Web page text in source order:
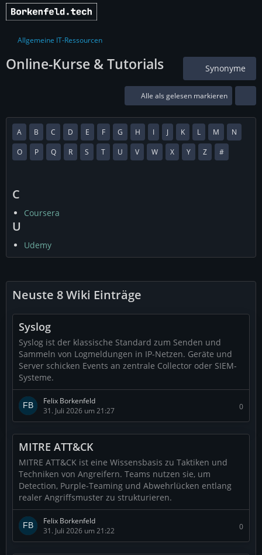
Allgemeine IT-Ressourcen
Online-Kurse & Tutorials Synonyme
Alle als gelesen markieren
A B C D E F G H I J K L M
N
O
P Q R S T U V W X Y Z #
C
Coursera
U
Udemy
Neuste 8 Wiki Einträge
Syslog
Syslog ist der klassische Standard zum Senden und
Sammeln von Logmeldungen in IP-Netzen. Geräte und
Server schicken Events an zentrale Collector oder SIEM-
Systeme.
Felix Borkenfeld
31. Juli 2026 um 21:27
0
MITRE ATT&CK
MITRE ATT&CK ist eine Wissensbasis zu Taktiken und
Techniken von Angreifern. Teams nutzen sie, um
Detection, Purple-Teaming und Abwehrlücken entlang
realer Angriffsmuster zu strukturieren.
Felix Borkenfeld
31. Juli 2026 um 21:22
0